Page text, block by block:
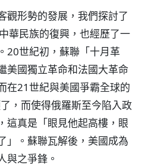
觀形勢的發展，我們探討了
華民族的復興，也經歷了一
20世紀初，蘇聯「十月革
美國獨立革命和法國大革命
在21世紀與美國爭霸全球的
，而使得俄羅斯至今陷入政
這真是「眼見他起高樓，眼
」。蘇聯瓦解後，美國成為
與之爭鋒。